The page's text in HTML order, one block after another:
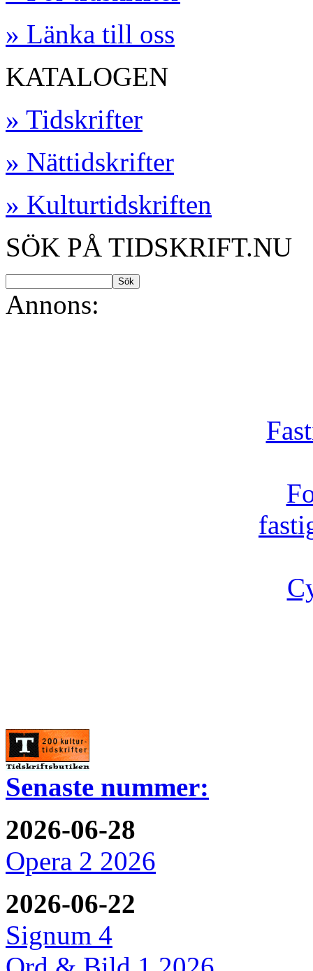
» Länka till oss
KATALOGEN
» Tidskrifter
» Nättidskrifter
» Kulturtidskriften
SÖK PÅ TIDSKRIFT.NU
Annons:
Senaste nummer:
2026-06-28
Opera 2 2026
2026-06-22
Signum 4